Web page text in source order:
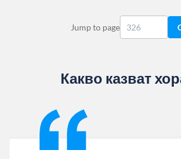
Jump to page
Какво казват